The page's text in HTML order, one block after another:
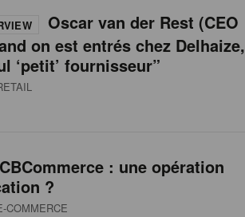
Oscar van der Rest (CEO
on est entrés chez Delhaize,
‘petit’ fournisseur”
: une opération
?
COMMERCE